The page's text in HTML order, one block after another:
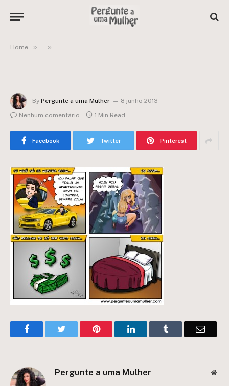
Home » »
By Pergunte a uma Mulher
8 junho 2013
Nenhum comentário
1 Min Read
Facebook Twitter Pinterest
FacebookTwitter Pinterest LinkedInTumblr Email
Pergunte a uma Mulher